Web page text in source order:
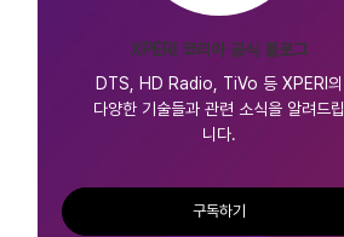
XPERI 코리아 공식 블로그
DTS, HD Radio, TiVo 등 XPERI의
다양한 기술들과 관련 소식을 알려드립
니다.
구독하기